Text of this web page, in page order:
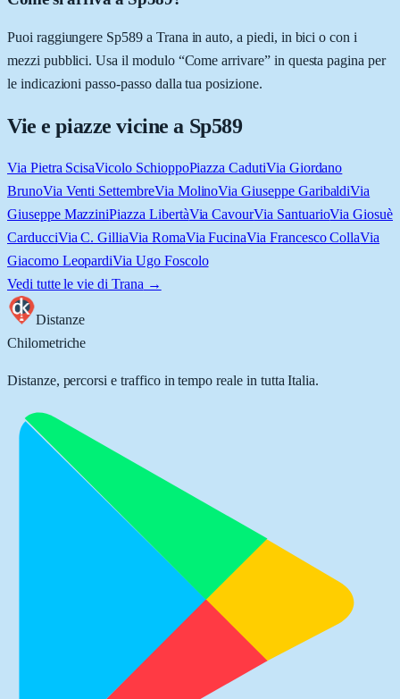
Puoi raggiungere Sp589 a Trana in auto, a piedi, in bici o con i
mezzi pubblici. Usa il modulo “Come arrivare” in questa pagina per
le indicazioni passo-passo dalla tua posizione.
Vie e piazze vicine a Sp589
Via Pietra ScisaVicolo SchioppoPiazza CadutiVia Giordano
BrunoVia Venti SettembreVia MolinoVia Giuseppe GaribaldiVia
Giuseppe MazziniPiazza LibertàVia CavourVia SantuarioVia Giosuè
CarducciVia C. GilliaVia RomaVia FucinaVia Francesco CollaVia
Giacomo LeopardiVia Ugo Foscolo
Vedi tutte le vie di Trana →
Distanze
Chilometriche
Distanze, percorsi e traffico in tempo reale in tutta Italia.